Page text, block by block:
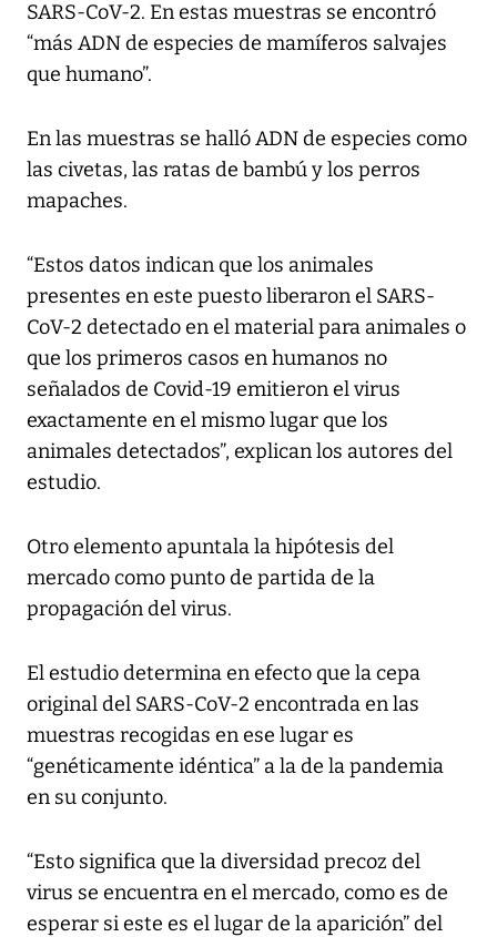
SARS-CoV-2. En estas muestras se encontró
“más ADN de especies de mamíferos salvajes
que humano”.
En las muestras se halló ADN de especies como
las civetas, las ratas de bambú y los perros
mapaches.
“Estos datos indican que los animales
presentes en este puesto liberaron el SARS-
CoV-2 detectado en el material para animales o
que los primeros casos en humanos no
señalados de Covid-19 emitieron el virus
exactamente en el mismo lugar que los
animales detectados”, explican los autores del
estudio.
Otro elemento apuntala la hipótesis del
mercado como punto de partida de la
propagación del virus.
El estudio determina en efecto que la cepa
original del SARS-CoV-2 encontrada en las
muestras recogidas en ese lugar es
“genéticamente idéntica” a la de la pandemia
en su conjunto.
“Esto significa que la diversidad precoz del
virus se encuentra en el mercado, como es de
esperar si este es el lugar de la aparición” del